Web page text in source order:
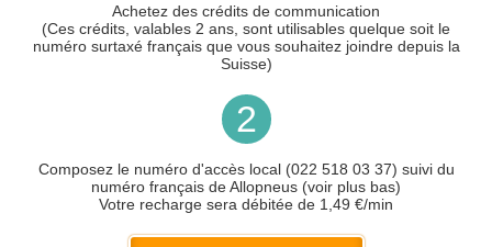
Achetez des crédits de communication
(Ces crédits, valables 2 ans, sont utilisables quelque soit le
numéro surtaxé français que vous souhaitez joindre depuis la
Suisse)
2
Composez le numéro d'accès local (022 518 03 37) suivi du
numéro français de Allopneus (voir plus bas)
Votre recharge sera débitée de 1,49 €/min